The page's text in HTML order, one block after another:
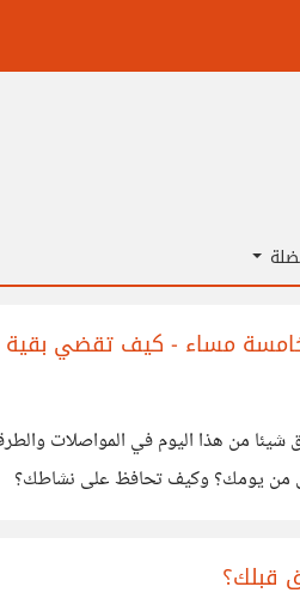
مساء - كيف تقضي
شيئا من هذا اليوم في المواصلات
من يومك؟ وكيف تحافظ على نشاطك؟
قبلك؟